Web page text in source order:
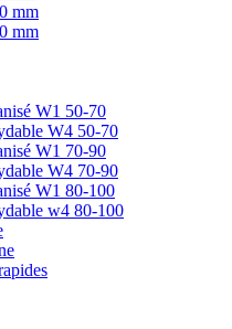
mm
mm
W1 50-70
W4 50-70
W1 70-90
W4 70-90
W1 80-100
w4 80-100